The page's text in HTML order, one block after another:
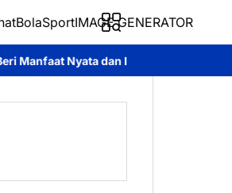
BolaSportIMAGE GENERATOR
Bagi Siswa di Sekolah Rakyat